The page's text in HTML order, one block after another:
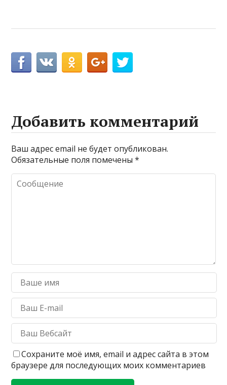
Добавить комментарий
Ваш адрес email не будет опубликован.
Обязательные поля помечены*
Сохраните моё имя, email и адрес сайта в этом
браузере для последующих моих комментариев